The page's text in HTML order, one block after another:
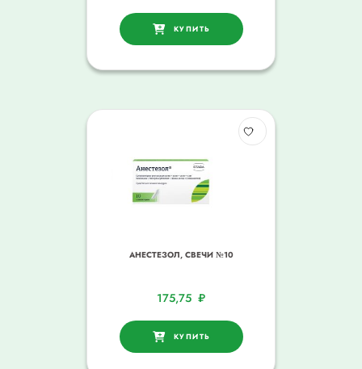
КУПИТЬ
АНЕСТЕЗОЛ, СВЕЧИ №10
175,75 ₽
КУПИТЬ